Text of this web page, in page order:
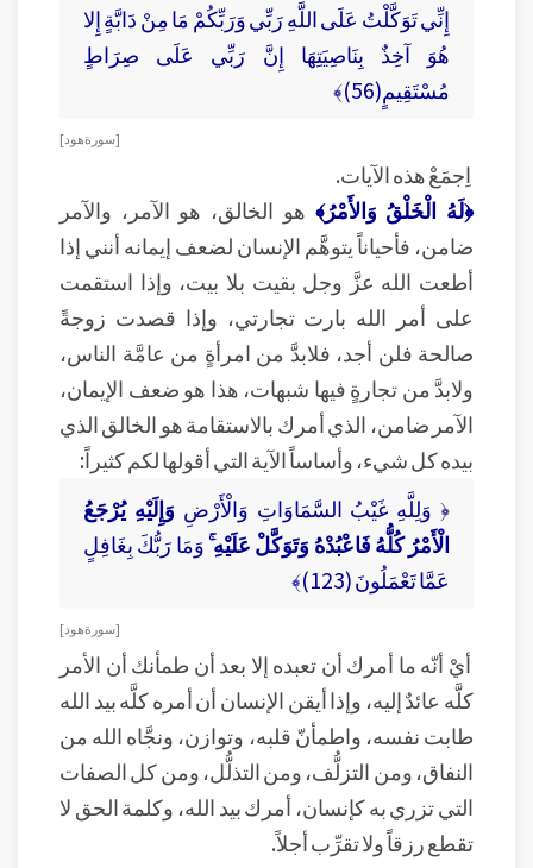
إِنِّي تَوَكَّلْتُ عَلَى اللَّهِ رَبِّي وَرَبِّكُمْ مَا مِنْ دَابَّةٍ إِلا
هُوَ آخِذٌ بِنَاصِيَتِهَا إِنَّ رَبِّي عَلَى صِرَاطٍ
مُسْتَقِيمٍ(56)﴾
[ سورة هود ]
اِجمَعْ هذه الآيات.
﴿لَهُ الْخَلْقُ وَالأَمْرُ﴾ هو الخالق، هو الآمر، والآمر
ضامن، فأحياناً يتوهَّم الإنسان لضعف إيمانه أنني إذا
أطعت الله عزَّ وجل بقيت بلا بيت، وإذا استقمت
على أمر الله بارت تجارتي، وإذا قصدت زوجةً
صالحة فلن أجد، فلابدَّ من امرأةٍ من عامَّة الناس،
ولابدَّ من تجارةٍ فيها شبهات، هذا هو ضعف الإيمان،
الآمر ضامن، الذي أمرك بالاستقامة هو الخالق الذي
بيده كل شيء، وأساساً الآية التي أقولها لكم كثيراً:
﴿ وَلِلَّهِ غَيْبُ السَّمَاوَاتِ وَالْأَرْضِ وَإِلَيْهِ يُرْجَعُ
الْأَمْرُ كُلُّهُ فَاعْبُدْهُ وَتَوَكَّلْ عَلَيْهِ ۚوَمَا رَبُّكَ بِغَافِلٍ
عَمَّا تَعْمَلُونَ (123)﴾
[ سورة هود ]
أيْ أنّه ما أمرك أن تعبده إلا بعد أن طمأنك أن الأمر
كلَّه عائدٌ إليه، وإذا أيقن الإنسان أن أمره كلَّه بيد الله
طابت نفسه، واطمأنّ قلبه، وتوازن، ونجَّاه الله من
النفاق، ومن التزلُّف، ومن التذلُّل، ومن كل الصفات
التي تزري به كإنسان، أمرك بيد الله، وكلمة الحق لا
تقطع رزقاً ولا تقرِّب أجلاً.